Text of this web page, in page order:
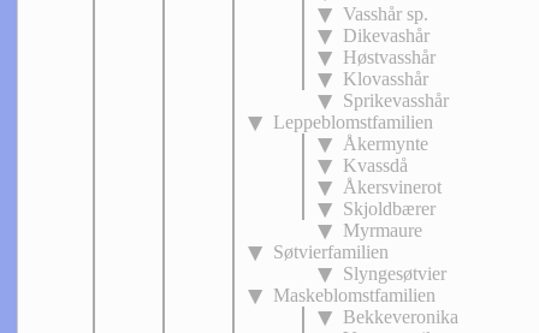
Vasshår sp.
Dikevashår
Høstvasshår
Klovasshår
Sprikevasshår
Leppeblomstfamilien
Åkermynte
Kvassdå
Åkersvinerot
Skjoldbærer
Myrmaure
Søtvierfamilien
Slyngesøtvier
Maskeblomstfamilien
Bekkeveronika